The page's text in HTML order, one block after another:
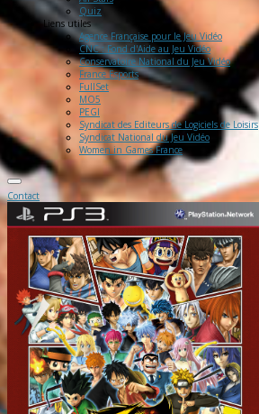
Quiz
Liensutiles
Agence Française pour le Jeu Vidéo
CNC : Fond d'Aide au Jeu Vidéo
Conservatoire National du Jeu Vidéo
France Esports
FullSet
MO5
PEGI
Syndicat des Editeurs de Logiciels de Loisirs
Syndicat National du Jeu Vidéo
Women in Games France
Contact